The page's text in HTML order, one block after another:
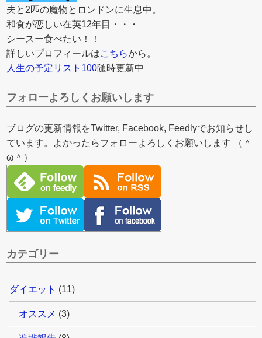
夫と2匹の魔物とロンドンに生息中。
和食が恋しい在英12年目・・・
シースー食べたい！！
詳しいプロフィールはこちらから。
人生の予定リスト100随時更新中
フォローよろしくお願いします
ブログの更新情報をTwitter, Facebook, Feedlyでお知らせし
ています。よかったらフォローよろしくお願いします （＾
ω＾）
カテゴリー
ダイエット (11)
オススメ (3)